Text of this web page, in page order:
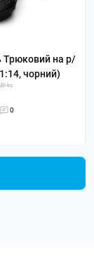
Трюковий на р/
чорний)
ks
0